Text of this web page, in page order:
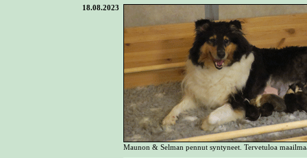
18.08.2023
Maunon & Selman pennut syntyneet. Tervetuloa